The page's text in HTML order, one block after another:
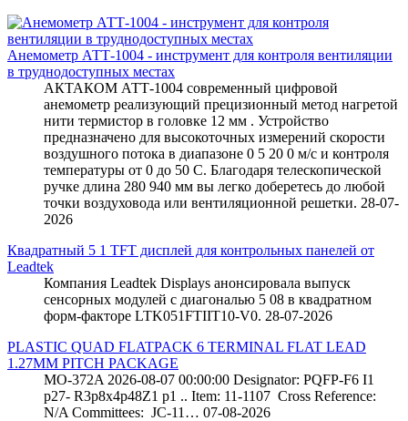
Анемометр АТТ-1004 - инструмент для контроля вентиляции
в труднодоступных местах
АКТАКОМ АТТ-1004 современный цифровой
анемометр реализующий прецизионный метод нагретой
нити термистор в головке 12 мм . Устройство
предназначено для высокоточных измерений скорости
воздушного потока в диапазоне 0 5 20 0 м/с и контроля
температуры от 0 до 50 C. Благодаря телескопической
ручке длина 280 940 мм вы легко доберетесь до любой
точки воздуховода или вентиляционной решетки. 28-07-
2026
Квадратный 5 1 TFT дисплей для контрольных панелей от
Leadtek
Компания Leadtek Displays анонсировала выпуск
сенсорных модулей с диагональю 5 08 в квадратном
форм-факторе LTK051FTIIT10-V0. 28-07-2026
PLASTIC QUAD FLATPACK 6 TERMINAL FLAT LEAD
1.27MM PITCH PACKAGE
MO-372A 2026-08-07 00:00:00 Designator: PQFP-F6 I1
p27- R3p8x4p48Z1 p1 .. Item: 11-1107 Cross Reference:
N/A Committees: JC-11… 07-08-2026